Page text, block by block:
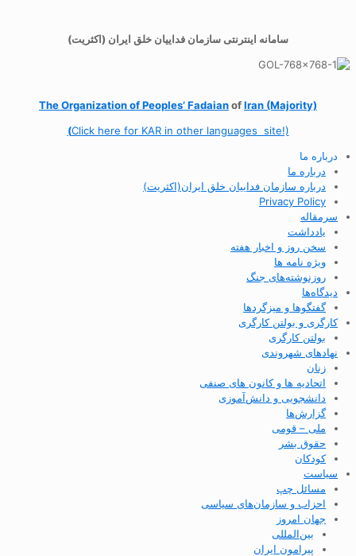
سامانه اینترنتی سازمان فداییان خلق ایران (اکثریت)
The Organization ofPeoples’ FadaianofIran (Majority)
(Click here for KAR in other languages site!)
درباره ما
درباره ما
درباره سازمان فداییان خلق ایران(اکثریت)
Privacy Policy
سرمقاله
یادداشت
سخن روز و اخبار هفته
ویژه نامه ها
روزنوشته‌های جنگ
دیدگاه‌ها
گفتگوها و میزگردها
کارگری و بولتن کارگری
بولتن کارگری
نهادهای شهروندی
زنان
اتحادیه ها و کانون های صنفی
دانشجویی و دانش‌آموزی
گزارش‌ها
ملی – قومی
حقوق بشر
کودکان
سیاست
مسائل چپ
احزاب و سازمان‌های سیاسی
جهان امروز
بین‌المللی
پیرامون ایران